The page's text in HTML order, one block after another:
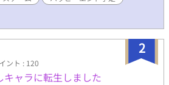
禁にしましたが まだまだ先の話ですが
18禁として公開する予定ですので その
2
ント : 120
ャラに転生しました